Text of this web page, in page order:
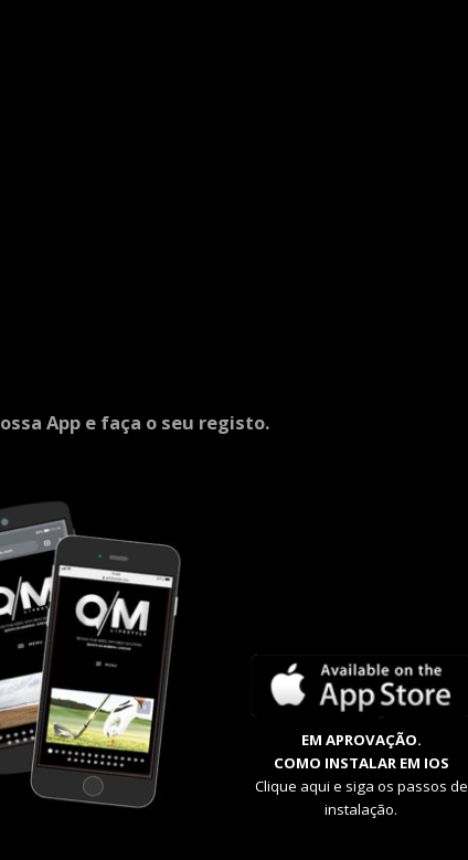
App e faça o seu registo.
EM APROVAÇÃO.
COMO INSTALAR EM IOS
Clique aqui e siga os passos de
instalação.